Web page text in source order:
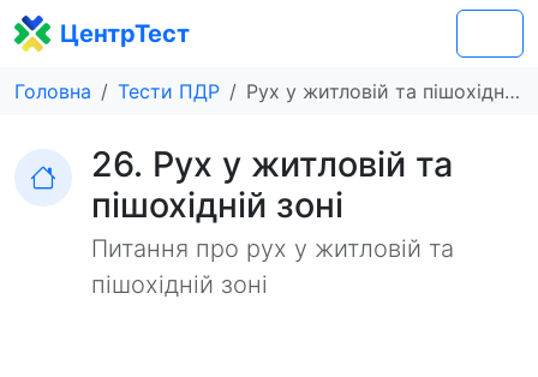
ЦентрТест
Головна Тести ПДР Рух у житловій та пішохідній зоні
26. Рух у житловій та
пішохідній зоні
Питання про рух у житловій та
пішохідній зоні